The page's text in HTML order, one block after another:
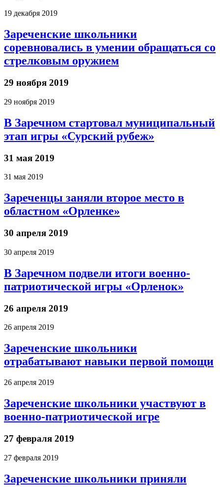
19 декабря 2019
Зареченские школьники
соревновались в умении обращаться со
стрелковым оружием
29 ноября 2019
29 ноября 2019
В Заречном стартовал муниципальный
этап игры «Сурский рубеж»
31 мая 2019
31 мая 2019
Зареченцы заняли второе место в
областном «Орленке»
30 апреля 2019
30 апреля 2019
В Заречном подвели итоги военно-
патриотической игры «Орленок»
26 апреля 2019
26 апреля 2019
Зареченские школьники
отрабатывают навыки первой помощи
26 апреля 2019
Зареченские школьники участвуют в
военно-патриотической игре
27 февраля 2019
27 февраля 2019
Зареченские школьники приняли